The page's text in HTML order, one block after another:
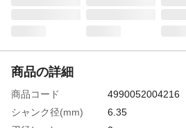
商品の詳細
商品コード
4990052004216
シャンク径(mm)
6.35